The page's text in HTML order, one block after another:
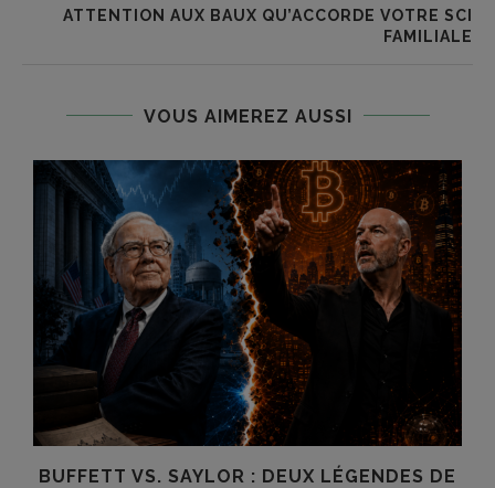
ATTENTION AUX BAUX QU’ACCORDE VOTRE SCI
FAMILIALE
VOUS AIMEREZ AUSSI
BUFFETT VS. SAYLOR : DEUX LÉGENDES DE